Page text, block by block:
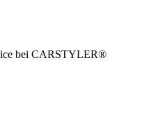
bei CARSTYLER®